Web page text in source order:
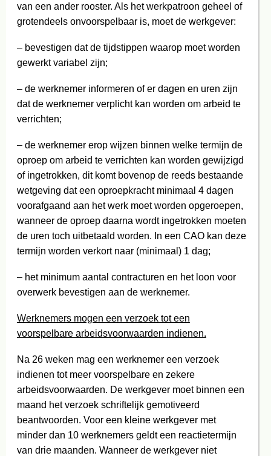
van een ander rooster. Als het werkpatroon geheel of
grotendeels onvoorspelbaar is, moet de werkgever:
– bevestigen dat de tijdstippen waarop moet worden
gewerkt variabel zijn;
– de werknemer informeren of er dagen en uren zijn
dat de werknemer verplicht kan worden om arbeid te
verrichten;
– de werknemer erop wijzen binnen welke termijn de
oproep om arbeid te verrichten kan worden gewijzigd
of ingetrokken, dit komt bovenop de reeds bestaande
wetgeving dat een oproepkracht minimaal 4 dagen
voorafgaand aan het werk moet worden opgeroepen,
wanneer de oproep daarna wordt ingetrokken moeten
de uren toch uitbetaald worden. In een CAO kan deze
termijn worden verkort naar (minimaal) 1 dag;
– het minimum aantal contracturen en het loon voor
overwerk bevestigen aan de werknemer.
Werknemers mogen een verzoek tot een
voorspelbare arbeidsvoorwaarden indienen.
Na 26 weken mag een werknemer een verzoek
indienen tot meer voorspelbare en zekere
arbeidsvoorwaarden. De werkgever moet binnen een
maand het verzoek schriftelijk gemotiveerd
beantwoorden. Voor een kleine werkgever met
minder dan 10 werknemers geldt een reactietermijn
van drie maanden. Wanneer de werkgever niet